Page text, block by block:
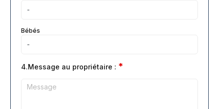
Bébés
4.Message au propriétaire : *